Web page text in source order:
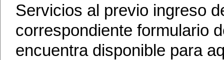
Servicios al previo ingreso
correspondiente formulario
encuentra disponible para